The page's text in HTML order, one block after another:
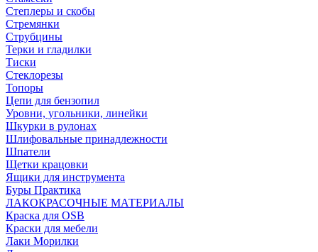
Степлеры и скобы
Стремянки
Струбцины
Терки и гладилки
Тиски
Стеклорезы
Топоры
Цепи для бензопил
Уровни, угольники, линейки
Шкурки в рулонах
Шлифовальные принадлежности
Шпатели
Щетки крацовки
Ящики для инструмента
Буры Практика
ЛАКОКРАСОЧНЫЕ МАТЕРИАЛЫ
Краска для OSB
Краски для мебели
Лаки Морилки